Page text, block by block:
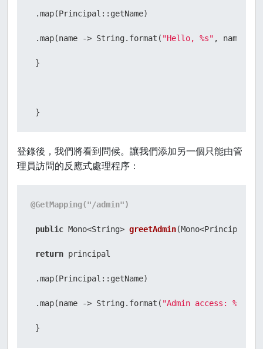
.map(Principal::getName)
.map(name -> String.format( "Hello, %s" , name));
}
}
登錄後，我們將看到問候。讓我們添加另一個只能由管
理員訪問的反應式處理程序：
@GetMapping("/admin")
public Mono<String> greetAdmin(Mono<Principal>
return principal
.map(Principal::getName)
.map(name -> String.format( "Admin access: %s"
}